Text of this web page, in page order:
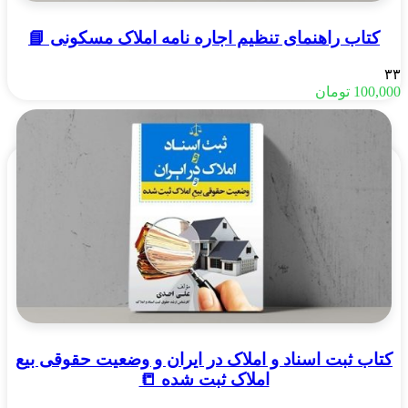
کتاب راهنمای تنظیم اجاره نامه املاک مسکونی 📘
۳۳
100,000 تومان
کتاب ثبت اسناد و املاک در ایران و وضعیت حقوقی بیع
املاک ثبت شده 📒